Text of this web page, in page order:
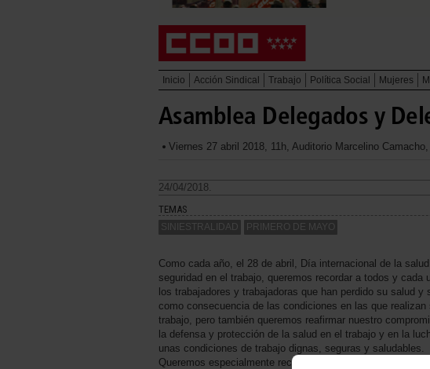
Inicio Acción Sindical Trabajo Política Social Mujeres
Asamblea Delegados y
Viernes 27 abril 2018, 11h, Auditorio Marcelino
24/04/2018.
TEMAS
SINIESTRALIDAD PRIMERO DE MAYO
Como cada año, el 28 de abril, Día internacional de la
seguridad en el trabajo, queremos recordar a todos y cada
los trabajadores y trabajadoras que han perdido su salud y
como consecuencia de las condiciones en las que realizan
trabajo, pero también queremos reafirmar nuestro
la defensa y protección de la salud en el trabajo y en la
unas condiciones de trabajo dignas, seguras y saludables.
Queremos especialmente recordar que el sufrimiento y la